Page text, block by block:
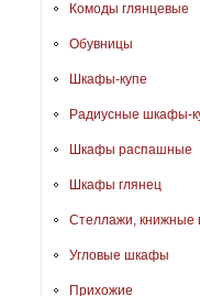
Комоды глянцевые
Обувницы
Шкафы-купе
Радиусные шкафы-
Шкафы распашные
Шкафы глянец
Стеллажи,
Угловые шкафы
Прихожие